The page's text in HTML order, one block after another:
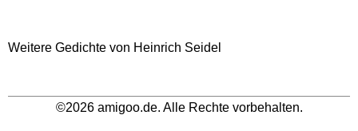
Weitere Gedichte von Heinrich Seidel
©2026 amigoo.de. Alle Rechte vorbehalten.